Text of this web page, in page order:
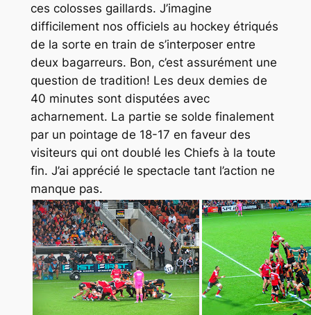
ces colosses gaillards. J’imagine
difficilement nos officiels au hockey étriqués
de la sorte en train de s’interposer entre
deux bagarreurs. Bon, c’est assurément une
question de tradition! Les deux demies de
40 minutes sont disputées avec
acharnement. La partie se solde finalement
par un pointage de 18-17 en faveur des
visiteurs qui ont doublé les Chiefs à la toute
fin. J’ai apprécié le spectacle tant l’action ne
manque pas.